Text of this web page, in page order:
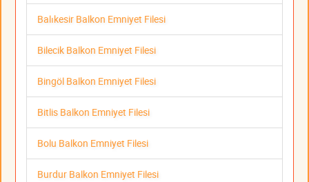
Balıkesir Balkon Emniyet Filesi
Bilecik Balkon Emniyet Filesi
Bingöl Balkon Emniyet Filesi
Bitlis Balkon Emniyet Filesi
Bolu Balkon Emniyet Filesi
Burdur Balkon Emniyet Filesi